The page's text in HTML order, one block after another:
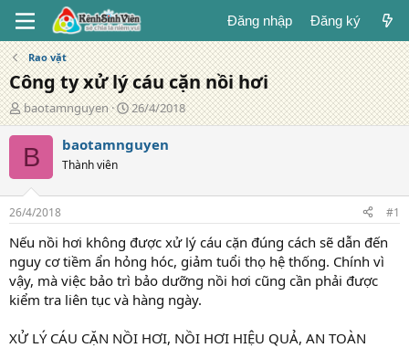
Đăng nhập Đăng ký
Rao vặt
Công ty xử lý cáu cặn nồi hơi
T
á
c
g
ả
baotamnguyen
N
g
à
y
g
26/4/2018
B baotamnguyen
Thành viên
26/4/2018 #1
Nếu nồi hơi không được xử lý cáu cặn đúng cách sẽ dẫn đến
nguy cơ tiềm ẩn hỏng hóc, giảm tuổi thọ hệ thống. Chính vì
vậy, mà việc bảo trì bảo dưỡng nồi hơi cũng cần phải được
kiểm tra liên tục và hàng ngày.
XỬ LÝ CÁU CẶN NỒI HƠI, NỒI HƠI HIỆU QUẢ, AN TOÀN